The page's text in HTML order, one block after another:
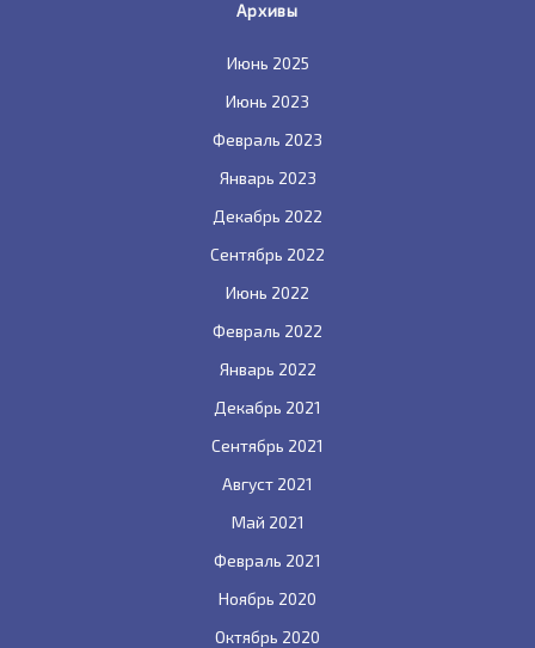
Архивы
Июнь 2025
Июнь 2023
Февраль 2023
Январь 2023
Декабрь 2022
Сентябрь 2022
Июнь 2022
Февраль 2022
Январь 2022
Декабрь 2021
Сентябрь 2021
Август 2021
Май 2021
Февраль 2021
Ноябрь 2020
Октябрь 2020